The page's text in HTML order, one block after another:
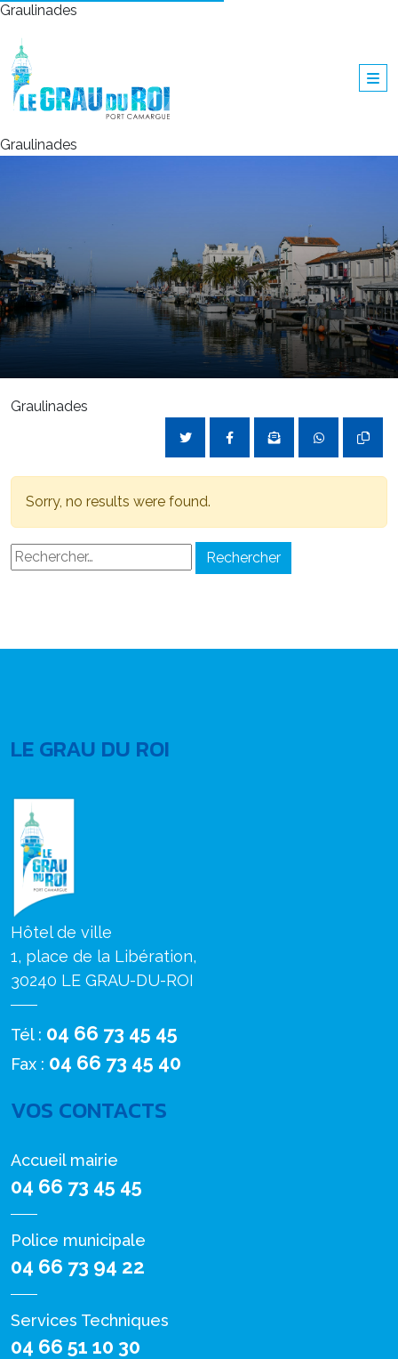
Graulinades
Graulinades
Graulinades
Sorry, no results were found.
Rechercher :
LE GRAU DU ROI
Hôtel de ville
1, place de la Libération,
30240 LE GRAU-DU-ROI
Tél : 04 66 73 45 45
Fax : 04 66 73 45 40
VOS CONTACTS
Accueil mairie
04 66 73 45 45
Police municipale
04 66 73 94 22
Services Techniques
04 66 51 10 30